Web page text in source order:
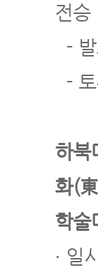
전승
-
-
하북
화(
학술
∙ 일